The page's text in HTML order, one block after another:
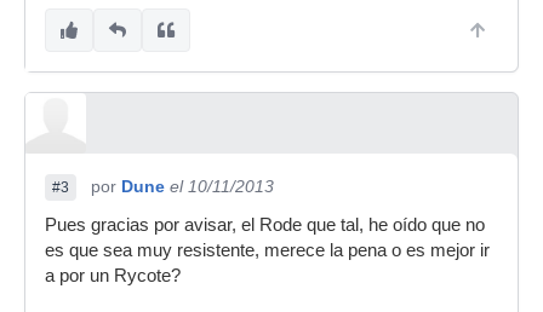
#3 por Dune el 10/11/2013
Pues gracias por avisar, el Rode que tal, he oído que no
es que sea muy resistente, merece la pena o es mejor ir
a por un Rycote?